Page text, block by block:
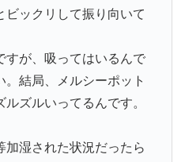
ックリして振り向いて
すが、吸ってはいるんで
結局、メルシーポット
ズルいってるんです。
加湿された状況だったら